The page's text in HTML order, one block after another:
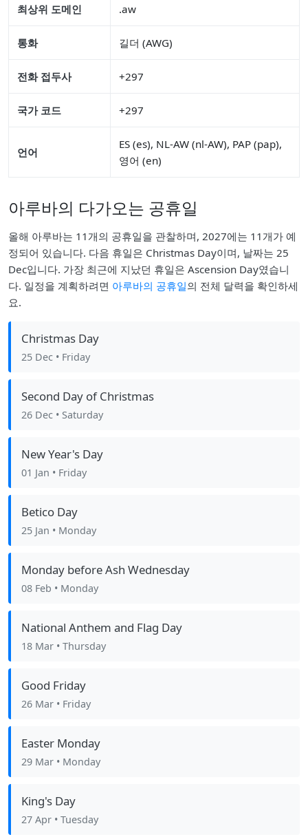
최상위 도메인 .aw
통화 길더 (AWG)
전화 접두사 +297
국가 코드 +297
언어
ES (es), NL-AW (nl-AW), PAP (pap),
영어 (en)
아루바의 다가오는 공휴일
올해 아루바는 11개의 공휴일을 관찰하며, 2027에는 11개가 예
정되어 있습니다. 다음 휴일은 Christmas Day이며, 날짜는 25
Dec입니다. 가장 최근에 지났던 휴일은 Ascension Day였습니
다. 일정을 계획하려면 아루바의 공휴일의 전체 달력을 확인하세
요.
Christmas Day
25 Dec • Friday
Second Day of Christmas
26 Dec • Saturday
New Year's Day
01 Jan • Friday
Betico Day
25 Jan • Monday
Monday before Ash Wednesday
08 Feb • Monday
National Anthem and Flag Day
18 Mar • Thursday
Good Friday
26 Mar • Friday
Easter Monday
29 Mar • Monday
King's Day
27 Apr • Tuesday